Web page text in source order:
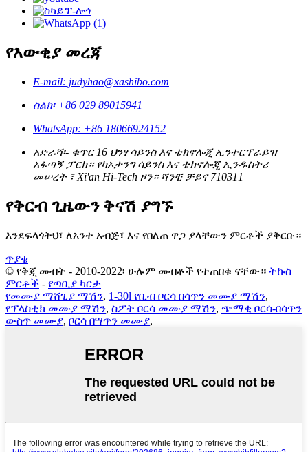
የእውቂያ መረጃ
E-mail: judyhao@xashibo.com
ስልክ፡ +86 029 89015941
WhatsApp: +86 18066924152
አድራሻ፡- ቁጥር 16 ህንፃ ሳይንስ እና ቴክኖሎጂ ኢንተርፕራይዝ
አፋጣኝ ፓርክ። የካኦታንግ ሳይንስ እና ቴክኖሎጂ ኢንዱስትሪ
መሠረት ፣ Xi'an Hi-Tech ዞን። ሻንቺ ቻይና 710311
የቅርብ ጊዜውን ቅናሽ ያግኙ
እንደፍላጎትህ፣ ለአንተ አብጅ፣ እና የበለጠ ዋጋ ያላቸውን ምርቶች ያቅርቡ።
ጥያቄ
© የቅጂ መብት - 2010-2022፡ ሁሉም መብቶች የተጠበቁ ናቸው። ትኩስ
ምርቶች - የጣቢያ ካርታ
የመሙያ ማሸጊያ ማሽን, 1-30l የቢብ ቦርሳ በሳጥን መሙያ ማሽን,
የፕላስቲክ መሙያ ማሽን, ስፖት ቦርሳ መሙያ ማሽን, ጭማቂ ቦርሳ-በሳጥን
ውስጥ መሙያ, ቦርሳ በሣጥን መሙያ,